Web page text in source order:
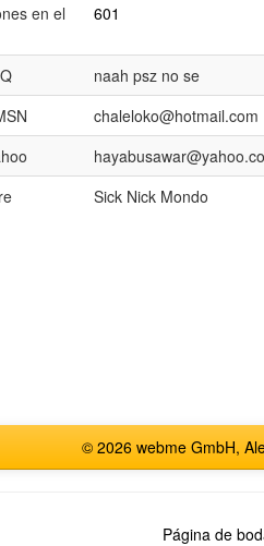
en el
601
naah psz no se
chaleloko@hotmail.com
Sick Nick Mondo
© 2026 webme GmbH,
Página de